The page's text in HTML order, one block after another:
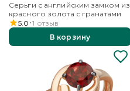
Серьги с английским замком из
красного золота с гранатами
5.0 1 отзыв
В корзину